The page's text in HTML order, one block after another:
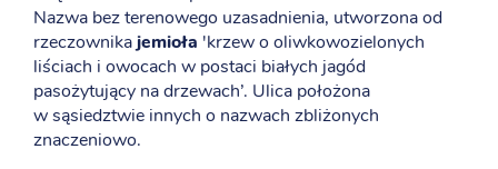
Nazwa bez terenowego uzasadnienia, utworzona od
rzeczownikajemioła 'krzew o oliwkowozielonych
liściach i owocach w postaci białych jagód
pasożytujący na drzewach’. Ulica położona
w sąsiedztwie innych o nazwach zbliżonych
znaczeniowo.